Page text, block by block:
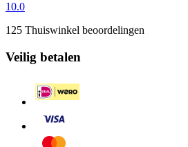
10.0
125 Thuiswinkel beoordelingen
Veilig betalen